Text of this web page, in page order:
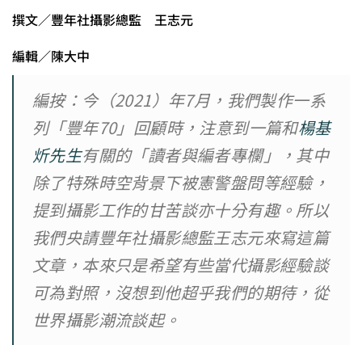
撰文／豐年社攝影總監 王志元
編輯／陳大中
編按：今（2021）年7月，我們製作一系
列「豐年70」回顧時，注意到一篇和楊基
炘先生有關的「讀者與編者專欄」，其中
除了特殊時空背景下被憲警盤問等經驗，
提到攝影工作的甘苦談亦十分有趣。所以
我們央請豐年社攝影總監王志元來寫這篇
文章，本來只是希望有些當代攝影經驗談
可為對照，沒想到他超乎我們的期待，從
世界攝影潮流談起。